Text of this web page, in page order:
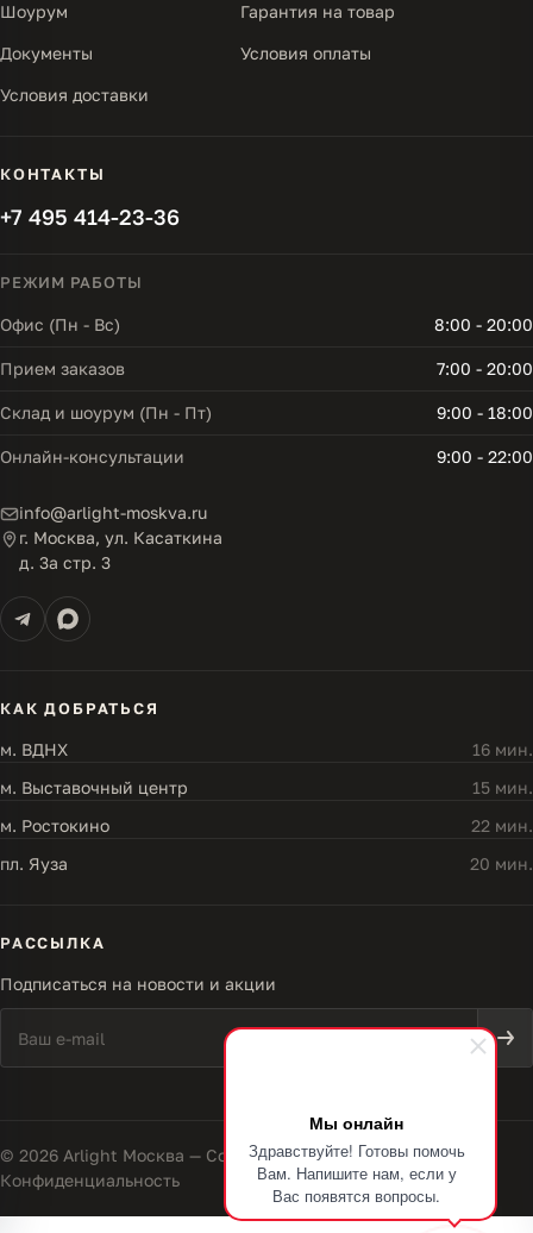
Мы онлайн
Здравствуйте! Готовы помочь
Вам. Напишите нам, если у
Вас появятся вопросы.
Шоурум Гарантия на товар
Документы Условия оплаты
Условия доставки
КОНТАКТЫ
+7 495 414-23-36
РЕЖИМ РАБОТЫ
Офис (Пн - Вс) 8:00 - 20:00
Прием заказов 7:00 - 20:00
Склад и шоурум (Пн - Пт) 9:00 - 18:00
Онлайн-консультации 9:00 - 22:00
info@arlight-moskva.ru
г. Москва, ул. Касаткина
д. 3а стр. 3
КАК ДОБРАТЬСЯ
м. ВДНХ
16 мин.
м. Выставочный центр
15 мин.
м. Ростокино
22 мин.
пл. Яуза
20 мин.
РАССЫЛКА
Подписаться на новости и акции
© 2026 Arlight Москва — Совершенство света
Конфиденциальность